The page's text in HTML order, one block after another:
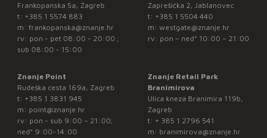
Frankopanska 5a, Zagreb
t: +385 1 5574 883
m: frankopanska@znanje.hr
rv: pon - pet 08:00 - 20:00 ;
sub 08:00 - 15:00
Zaprešićka 2, Jablanovec
t: +385 1 5504 440
m: westgate@znanje.hr
rv: pon – ned* 10:00 – 21:00
Znanje Point
Rudeška cesta 169a, Zagreb
t: +385 1 3831 945
m: point@znanje.hr
rv: pon - sub 9:00 – 21:00;
ned* 9:00-14:00
Znanje Retail Park
Branimirova
Ulica kneza Branimira 119b,
Zagreb
t: + 385 1 2796 541
m: branimirova@znanje.hr